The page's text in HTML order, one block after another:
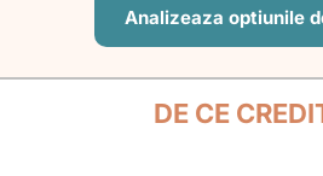
Analizeaza optiunile
DE CE